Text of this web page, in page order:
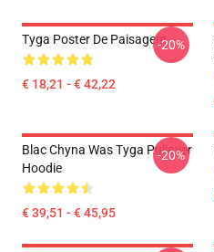
Tyga Poster De Paisagem
€ 18,21 - € 42,22
-20%
Blac Chyna Was Tyga Pullover
Hoodie
€ 39,51 - € 45,95
-20%